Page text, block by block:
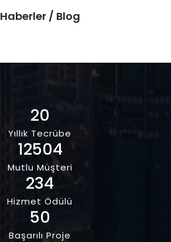
Haberler / Blog
20
Yıllık Tecrübe
12504
Mutlu Müşteri
234
Hizmet Ödülü
50
Başarılı Proje